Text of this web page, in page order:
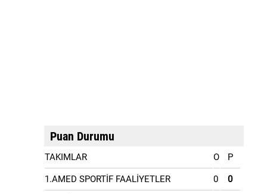
Puan Durumu
TAKIMLAR O P
1.AMED SPORTİF FAALİYETLER 0 0